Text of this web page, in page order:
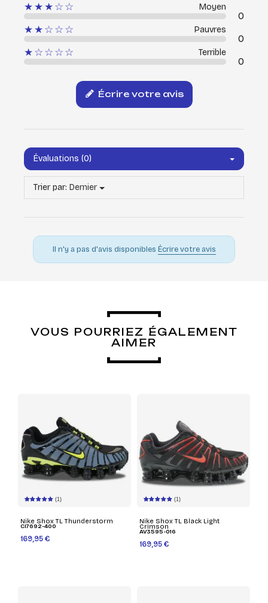
★★★☆☆ Moyen
0
★★☆☆☆
Pauvres
0
★☆☆☆☆
Terrible
0
Écrire votre avis
Évaluations (0)
Trier par: Dernier
Il n'y a pas d'avis disponibles Écrire votre avis
VOUS POURRIEZ ÉGALEMENT
AIMER
(1)
Nike Shox TL Thunderstorm
CI7692-400
169,95 €
(1)
Nike Shox TL Black Light
Crimson
AV3595-016
169,95 €